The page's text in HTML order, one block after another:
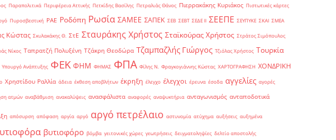
Παραπολιτικά Περιφέρεια Αττικής Πετκίδης Βασίλης Πετραλιάς Θάνος Πιερρακάκης Κυριάκος Πιστωτικές κάρτες
Πυροσβεστική ΡΑΕ Ροδόπη Ρωσία ΣΑΜΕΕ ΣΑΠΕΚ ΣΕΒ ΣΕΒΤ ΣΕΔΕ ΙΙ ΣΕΕΠΕ ΣΕΥΠΥΚΕ ΣΚΑΙ ΣΜΕΑ
Κώστας Σκυλακάκης Θ. ΣτΕ Σταυράκης Χρήστος Σταϊκούρας Χρήστος Στράτος Σιμόπουλος
Νίκος Ταπρατζή Πολυξένη Τζάκρη Θεοδώρα Τζαμπαζλής Γιώργος Τζιόλας Χρήστος Τουρκία
Υπουργό Ανάπτυξης ΦΕΚ ΦΗΜ ΦΗΜΑΣ ΦΠΑ Φίλης Ν. Φραγκογιάννης Κώστας ΧΑΡΤΟΓΡΑΦΗΣΗ ΧΟΝΔΡΙΚΗ
Χρηστίδου Ραλλία άδεια έκθεση αποβλήτων έκρηξη έλεγχο έλεγχοι έρευνα έσοδα αγγελίες αγορές
ατμών αναβάθμιση ανακαλύψεις ανασφάλιστα αναφορές αναψυκτήρια ανταγωνισμός ανταποδοτικά
απόσυρση απόφαση αργία αργό αργό πετρέλαιο αστυνομία ατύχημα αυξήσεις αυξημένα
βυτιοφόρο βόμβα γειτονικές χώρες γεωτρήσεις δειγματοληψίες δελτίο αποστολής